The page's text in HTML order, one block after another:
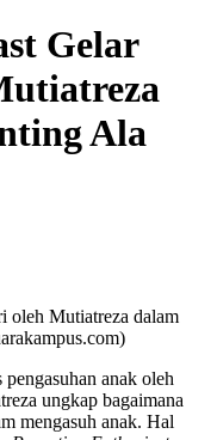
Gelar
Ala
oleh Mutiatreza dalam
anak oleh
ungkap bagaimana
mengasuh anak. Hal